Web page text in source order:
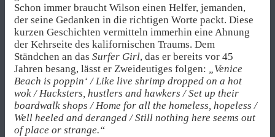
Schon immer braucht Wilson einen Helfer, jemanden,
der seine Gedanken in die richtigen Worte packt. Diese
kurzen Geschichten vermitteln immerhin eine Ahnung
der Kehrseite des kalifornischen Traums. Dem
Ständchen an das Surfer Girl, das er bereits vor 45
Jahren besang, lässt er Zweideutiges folgen: „Venice
Beach is poppin‘ / Like live shrimp dropped on a hot
wok / Hucksters, hustlers and hawkers / Set up their
boardwalk shops / Home for all the homeless, hopeless /
Well heeled and deranged / Still nothing here seems out
of place or strange.“